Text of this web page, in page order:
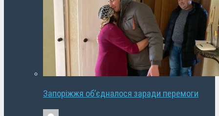
Запоріжжя об’єдналося заради перемоги